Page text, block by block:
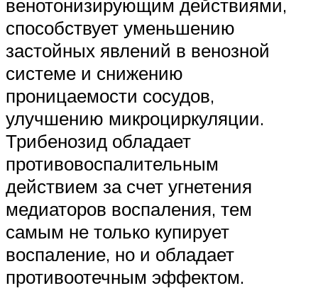
венотонизирующим действиями,
способствует уменьшению
застойных явлений в венозной
системе и снижению
проницаемости сосудов,
улучшению микроциркуляции.
Трибенозид обладает
противовоспалительным
действием за счет угнетения
медиаторов воспаления, тем
самым не только купирует
воспаление, но и обладает
противоотечным эффектом.